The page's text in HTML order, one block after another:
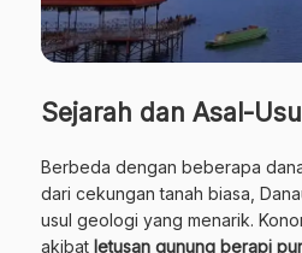
Sejarah dan Asal-
Berbeda dengan beberapa
dari cekungan tanah biasa,
usul geologi yang menarik.
akibat letusan gunung berapi